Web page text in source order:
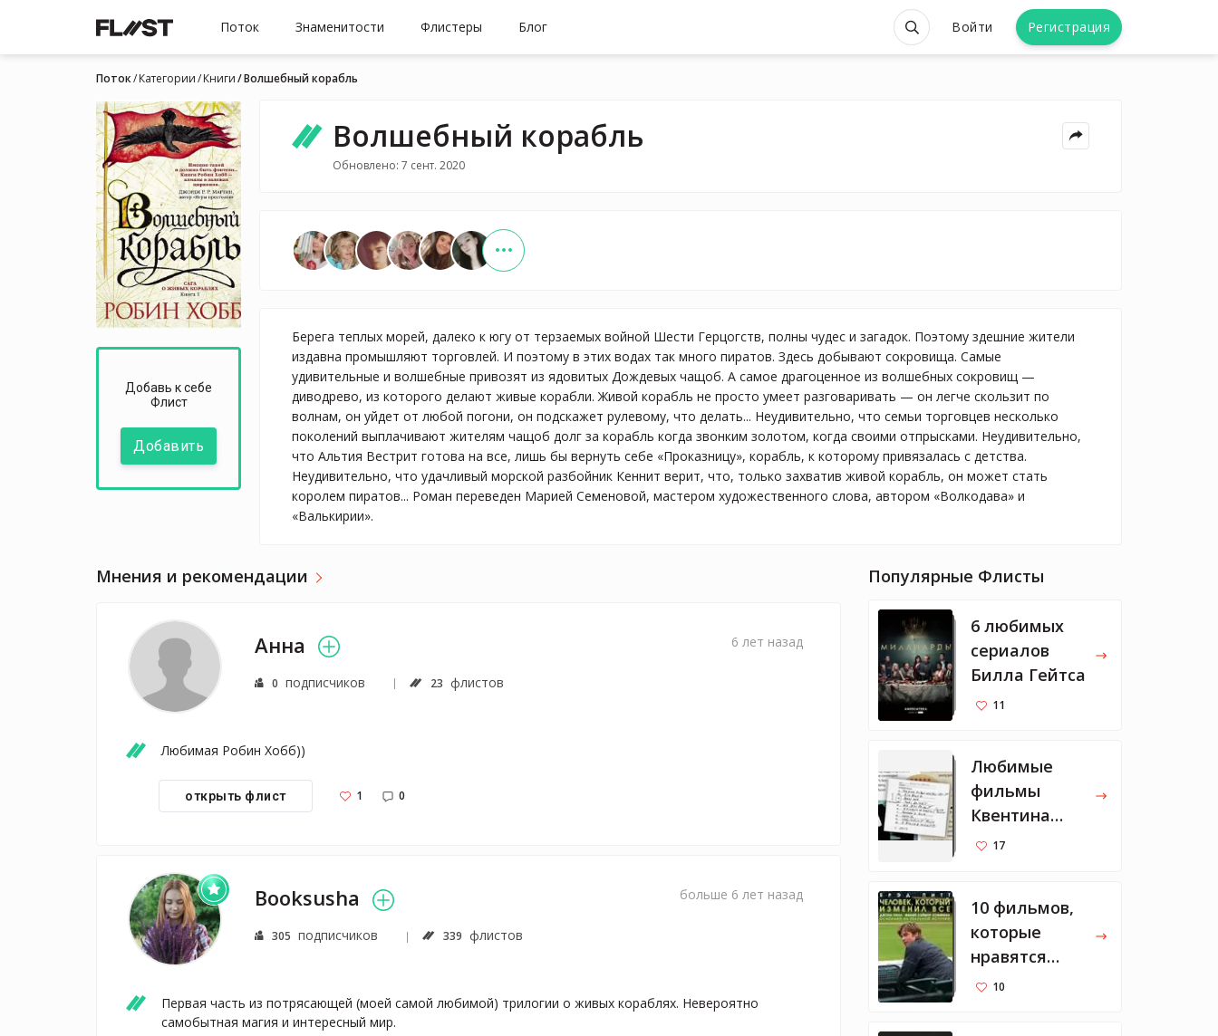
Поток Знаменитости Флистеры Блог Войти Регистрация
Поток Категории Книги Волшебный корабль
Добавь к себе
Флист
Добавить
Волшебный корабль
Обновлено: 7 сент. 2020
Берега теплых морей, далеко к югу от терзаемых войной Шести Герцогств, полны чудес и загадок. Поэтому здешние жители
издавна промышляют торговлей. И поэтому в этих водах так много пиратов. Здесь добывают сокровища. Самые
удивительные и волшебные привозят из ядовитых Дождевых чащоб. А самое драгоценное из волшебных сокровищ —
диводрево, из которого делают живые корабли. Живой корабль не просто умеет разговаривать — он легче скользит по
волнам, он уйдет от любой погони, он подскажет рулевому, что делать... Неудивительно, что семьи торговцев несколько
поколений выплачивают жителям чащоб долг за корабль когда звонким золотом, когда своими отпрысками. Неудивительно,
что Альтия Вестрит готова на все, лишь бы вернуть себе «Проказницу», корабль, к которому привязалась с детства.
Неудивительно, что удачливый морской разбойник Кеннит верит, что, только захватив живой корабль, он может стать
королем пиратов... Роман переведен Марией Семеновой, мастером художественного слова, автором «Волкодава» и
«Валькирии».
Мнения и рекомендации
Анна
0 подписчиков 23 флистов
6 лет назад
Любимая Робин Хобб))
открыть флист 1 0
Booksusha
305 подписчиков 339 флистов
больше 6 лет назад
Первая часть из потрясающей (моей самой любимой) трилогии о живых кораблях. Невероятно
самобытная магия и интересный мир.
Популярные Флисты
6 любимых
сериалов
Билла Гейтса
11
Любимые
фильмы
Квентина
Тарантино
17
10 фильмов,
которые
нравятся
Марку
10